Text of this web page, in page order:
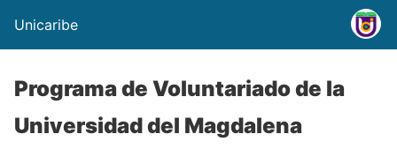
Unicaribe
Programa de Voluntariado de la
Universidad del Magdalena